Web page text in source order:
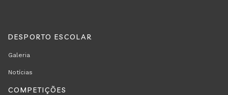
REGION
FOOTER
RODAPÉ
DESPORTO ESCOLAR
Galeria
Notícias
COMPETIÇÕES